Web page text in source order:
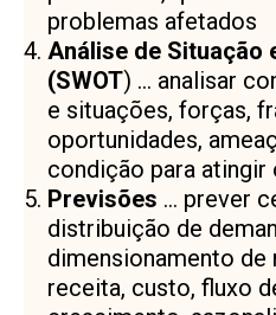
problemas afetados
Análise de Situação
(SWOT) … analisar
e situações, forças,
oportunidades,
condição para atingir
Previsões … prever
distribuição de
dimensionamento
receita, custo, fluxo